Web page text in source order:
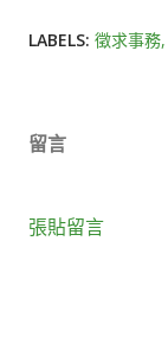
LABELS: 徵求事務
留言
張貼留言